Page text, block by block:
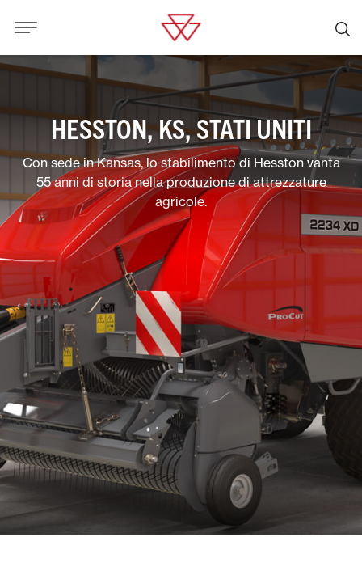
HESSTON, KS, STATI UNITI
Con sede in Kansas, lo stabilimento di Hesston vanta
55 anni di storia nella produzione di attrezzature
agricole.